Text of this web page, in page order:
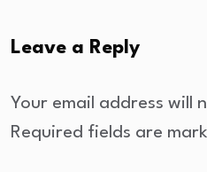
Leave a Reply
Your email address will
Required fields are